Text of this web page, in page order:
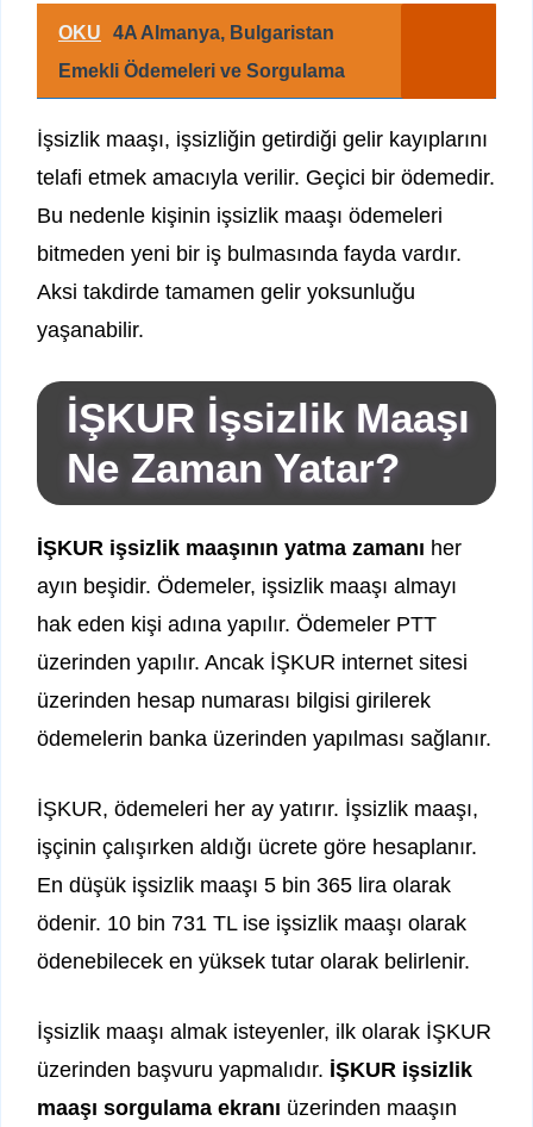
OKU
4A Almanya, Bulgaristan
Emekli Ödemeleri ve Sorgulama
İşsizlik maaşı, işsizliğin getirdiği gelir kayıplarını
telafi etmek amacıyla verilir. Geçici bir ödemedir.
Bu nedenle kişinin işsizlik maaşı ödemeleri
bitmeden yeni bir iş bulmasında fayda vardır.
Aksi takdirde tamamen gelir yoksunluğu
yaşanabilir.
İŞKUR İşsizlik Maaşı
Ne Zaman Yatar?
İŞKUR işsizlik maaşının yatma zamanı her
ayın beşidir. Ödemeler, işsizlik maaşı almayı
hak eden kişi adına yapılır. Ödemeler PTT
üzerinden yapılır. Ancak İŞKUR internet sitesi
üzerinden hesap numarası bilgisi girilerek
ödemelerin banka üzerinden yapılması sağlanır.
İŞKUR, ödemeleri her ay yatırır. İşsizlik maaşı,
işçinin çalışırken aldığı ücrete göre hesaplanır.
En düşük işsizlik maaşı 5 bin 365 lira olarak
ödenir. 10 bin 731 TL ise işsizlik maaşı olarak
ödenebilecek en yüksek tutar olarak belirlenir.
İşsizlik maaşı almak isteyenler, ilk olarak İŞKUR
üzerinden başvuru yapmalıdır. İŞKUR işsizlik
maaşı sorgulama ekranı üzerinden maaşın